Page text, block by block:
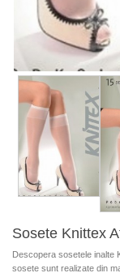
Sosete Knittex
Descopera sosetele inalte
sosete sunt realizate din